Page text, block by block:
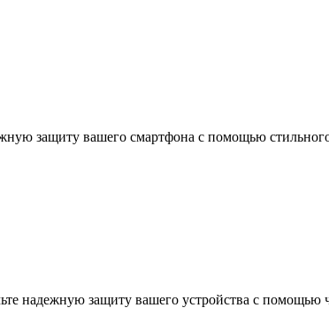
защиту вашего смартфона с помощью
надежную защиту вашего устройства с помощью